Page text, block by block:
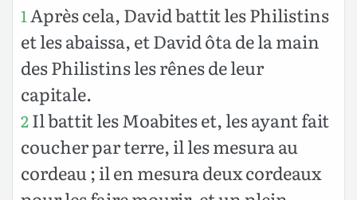
1 Après cela, David battit les Philistins
et les abaissa, et David ôta de la main
des Philistins les rênes de leur
capitale.
2Il battit les Moabites et, les ayant fait
coucher par terre, il les mesura au
cordeau ; il en mesura deux cordeaux